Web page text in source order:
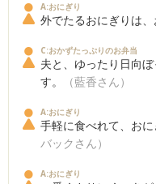
A:おにぎり
外でたるおにぎりは、
C:おかずたっぷりのお弁当
夫と、ゆったり日向
す。
（藍香さん）
A:おにぎり
手軽に食べれて、おに
バックさん）
A:おにぎり